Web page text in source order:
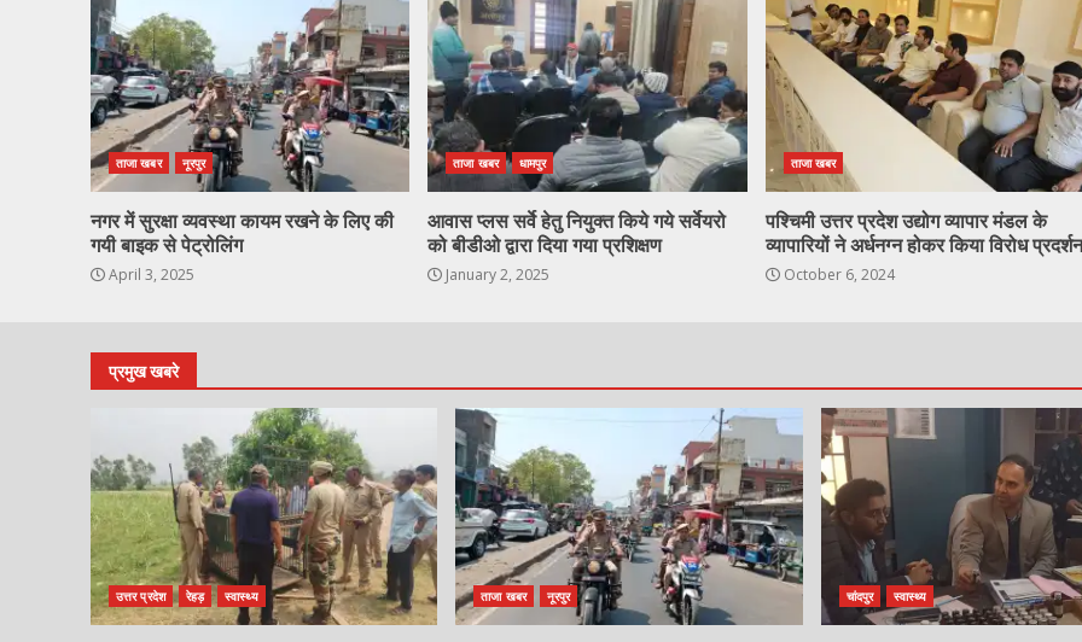
ताजा खबर नूरपुर
नगर में सुरक्षा व्यवस्था कायम रखने के लिए की
गयी बाइक से पेट्रोलिंग
April 3, 2025
ताजा खबर धामपुर
आवास प्लस सर्वे हेतु नियुक्त किये गये सर्वेयरो
को बीडीओ द्वारा दिया गया प्रशिक्षण
January 2, 2025
ताजा खबर
पश्चिमी उत्तर प्रदेश उद्योग व्यापार मंडल के
व्यापारियों ने अर्धनग्न होकर किया विरोध प्रदर्शन
October 6, 2024
प्रमुख खबरे
उत्तर प्रदेश रेहड़ स्वास्थ्य ताजा खबर नूरपुर चांदपुर स्वास्थ्य